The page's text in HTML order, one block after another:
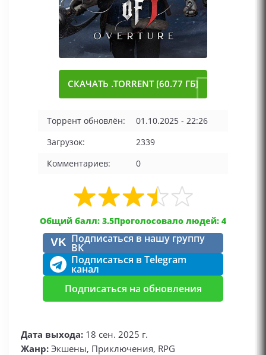
СКАЧАТЬ .TORRENT [60.77 ГБ]
Торрент обновлён:
01.10.2025 - 22:26
Загрузок:
2339
Комментариев:
0
Общий балл: 3.5Проголосовало людей: 4
VK Подписаться в нашу группу
ВК
Подписаться в Telegram
канал
Подписаться на обновления
Дата выхода: 18 сен. 2025 г.
Жанр: Экшены, Приключения, RPG